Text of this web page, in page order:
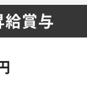
賞与